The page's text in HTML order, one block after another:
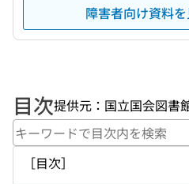
障害者向け資料を
目次提供元：国立国会図書
［目次］